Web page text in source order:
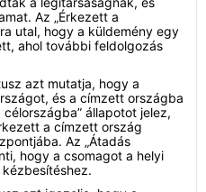
Az „Érkezett a
utal, hogy a küldemény egy
ahol további feldolgozás
azt mutatja, hogy a
és a címzett országba
állapotot jelez,
a címzett ország
Az „Átadás
hogy a csomagot a helyi